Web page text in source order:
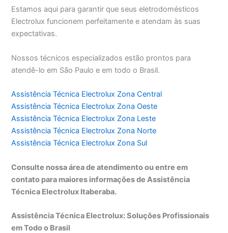
Estamos aqui para garantir que seus eletrodomésticos
Electrolux funcionem perfeitamente e atendam às suas
expectativas.
Nossos técnicos especializados estão prontos para
atendê-lo em São Paulo e em todo o Brasil.
Assistência Técnica Electrolux Zona Central
Assistência Técnica Electrolux Zona Oeste
Assistência Técnica Electrolux Zona Leste
Assistência Técnica Electrolux Zona Norte
Assistência Técnica Electrolux Zona Sul
Consulte nossa área de atendimento ou entre em
contato para maiores informações de Assistência
Técnica Electrolux Itaberaba.
Assistência Técnica Electrolux: Soluções Profissionais
em Todo o Brasil